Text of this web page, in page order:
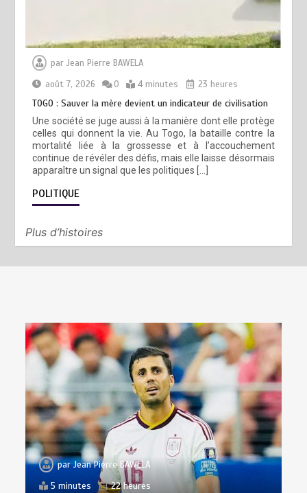
parJean Pierre BAWELA
août 7, 2026
0 4 minutes 23 heures
TOGO : Sauver la mère devient un indicateur de civilisation
Une société se juge aussi à la manière dont elle protège
celles qui donnent la vie. Au Togo, la bataille contre la
mortalité liée à la grossesse et à l’accouchement
continue de révéler des défis, mais elle laisse désormais
apparaître un signal que les politiques […]
POLITIQUE
Plus d’histoires
parJean Pierre BAWELA
5 minutes
22 heures